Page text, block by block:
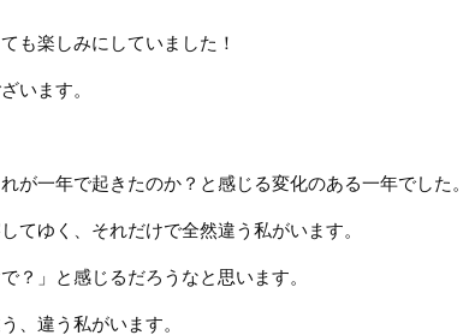
も楽しみにしていました！
います。
が一年で起きたのか？と感じる変化のある一年でした。
てゆく、それだけで全然違う私がいます。
？」と感じるだろうなと思います。
、違う私がいます。